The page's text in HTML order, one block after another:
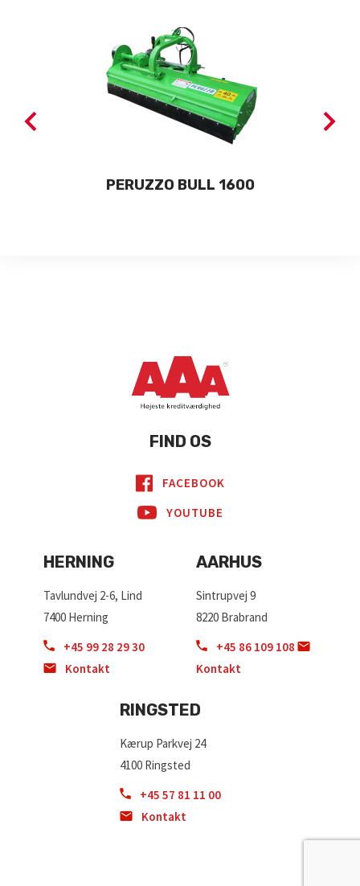
PERUZZO BULL 1600
FIND OS
FACEBOOK
YOUTUBE
HERNING
Tavlundvej 2-6, Lind
7400 Herning
+45 99 28 29 30
Kontakt
AARHUS
Sintrupvej 9
8220 Brabrand
+45 86 109 108
Kontakt
RINGSTED
Kærup Parkvej 24
4100 Ringsted
+45 57 81 11 00
Kontakt